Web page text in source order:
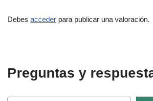
Debes acceder para publicar una valoración.
Preguntas y